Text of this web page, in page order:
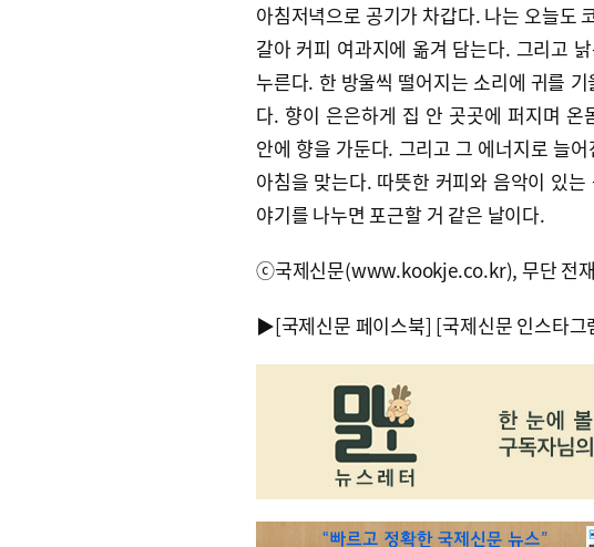
아침저녁으로 공기가 차갑다. 나는 오늘도
갈아 커피 여과지에 옮겨 담는다. 그리고
누른다. 한 방울씩 떨어지는 소리에 귀를
다. 향이 은은하게 집 안 곳곳에 퍼지며 온
안에 향을 가둔다. 그리고 그 에너지로 늘
아침을 맞는다. 따뜻한 커피와 음악이 있
야기를 나누면 포근할 거 같은 날이다.
ⓒ국제신문(www.kookje.co.kr), 무단 전재
▶[국제신문 페이스북] [국제신문 인스타그